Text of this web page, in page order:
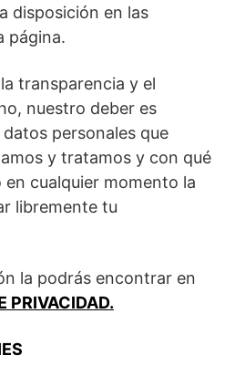
disposición en las
página.
transparencia y el
nuestro deber es
personales que
y tratamos y con qué
cualquier momento la
libremente tu
la podrás encontrar en
PRIVACIDAD.